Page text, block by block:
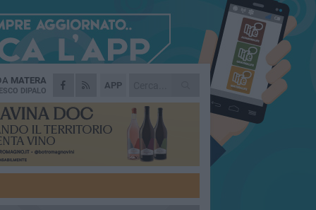
APP
MATERA
DIPALO